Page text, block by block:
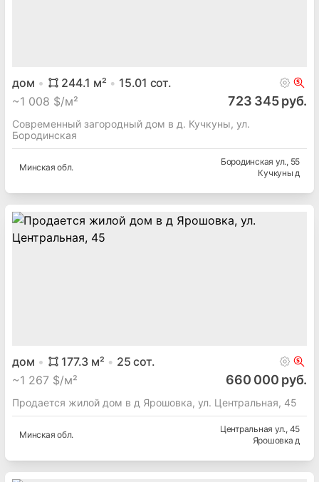
дом 244.1 м² 15.01 сот.
~1 008 $/м² 723 345 руб.
Современный загородный дом в д. Кучкуны, ул.
Бородинская
Минская обл.
Бородинская ул., 55
Кучкуны д
дом 177.3 м² 25 сот.
~1 267 $/м² 660 000 руб.
Продается жилой дом в д Ярошовка, ул. Центральная, 45
Минская обл.
Центральная ул., 45
Ярошовка д